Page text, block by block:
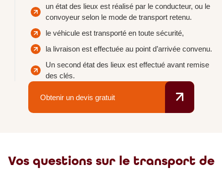
un état des lieux est réalisé par le conducteur, ou le
convoyeur selon le mode de transport retenu.
le véhicule est transporté en toute sécurité,
la livraison est effectuée au point d’arrivée convenu.
Un second état des lieux est effectué avant remise
des clés.
Obtenir un devis gratuit
Vos questions sur le transport de